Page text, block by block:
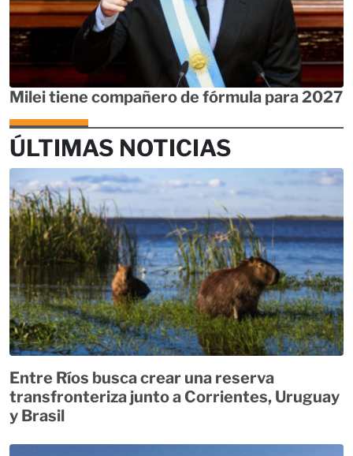
Milei tiene compañero de fórmula para 2027
ÚLTIMAS NOTICIAS
Entre Ríos busca crear una reserva
transfronteriza junto a Corrientes, Uruguay
y Brasil